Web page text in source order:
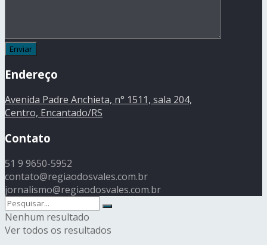
Endereço
Avenida Padre Anchieta, n° 1511, sala 204,
Centro, Encantado/RS
Contato
51 9 9650-5952
contato@regiaodosvales.com.br
jornalismo@regiaodosvales.com.br
Nenhum resultado
Ver todos os resultados